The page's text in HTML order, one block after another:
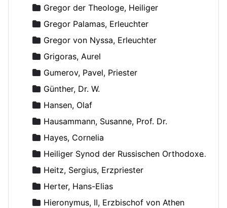
Gregor der Theologe, Heiliger
Gregor Palamas, Erleuchter
Gregor von Nyssa, Erleuchter
Grigoras, Aurel
Gumerov, Pavel, Priester
Günther, Dr. W.
Hansen, Olaf
Hausammann, Susanne, Prof. Dr.
Hayes, Cornelia
Heiliger Synod der Russischen Orthodoxen Kirche
Heitz, Sergius, Erzpriester
Herter, Hans-Elias
Hieronymus, II, Erzbischof von Athen